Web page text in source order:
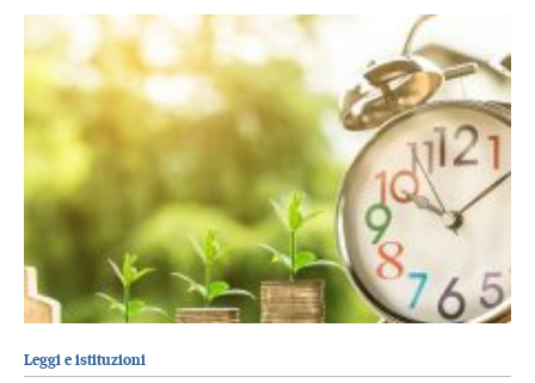
Leggi e istituzioni